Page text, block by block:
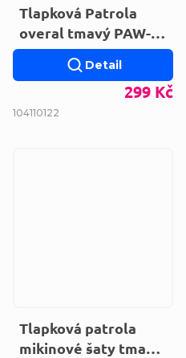
Tlapková Patrola
overal tmavý PAW-G-
PYJAMAS-691
299 Kč
Detail
104110122
Tlapková patrola
mikinové šaty tmavě